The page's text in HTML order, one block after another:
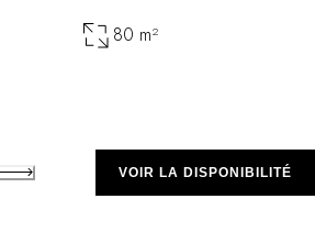
80 m²
VOIR LA DISPONIBILITÉ